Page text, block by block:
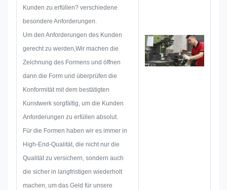
Kunden zu erfüllen? verschiedene
besondere Anforderungen.
Um den Anforderungen des Kunden
gerecht zu werden,Wir machen die
Zeichnung des Formens und öffnen
dann die Form und überprüfen die
Konformität mit dem bestätigten
Kunstwerk sorgfältig, um die Kunden
Anforderungen zu erfüllen absolut.
Für die Formen haben wir es immer in
High-End-Qualität, die nicht nur die
Qualität zu versichern, sondern auch
die sicher in langfristigen wiederholt
machen, um das Geld für unsere